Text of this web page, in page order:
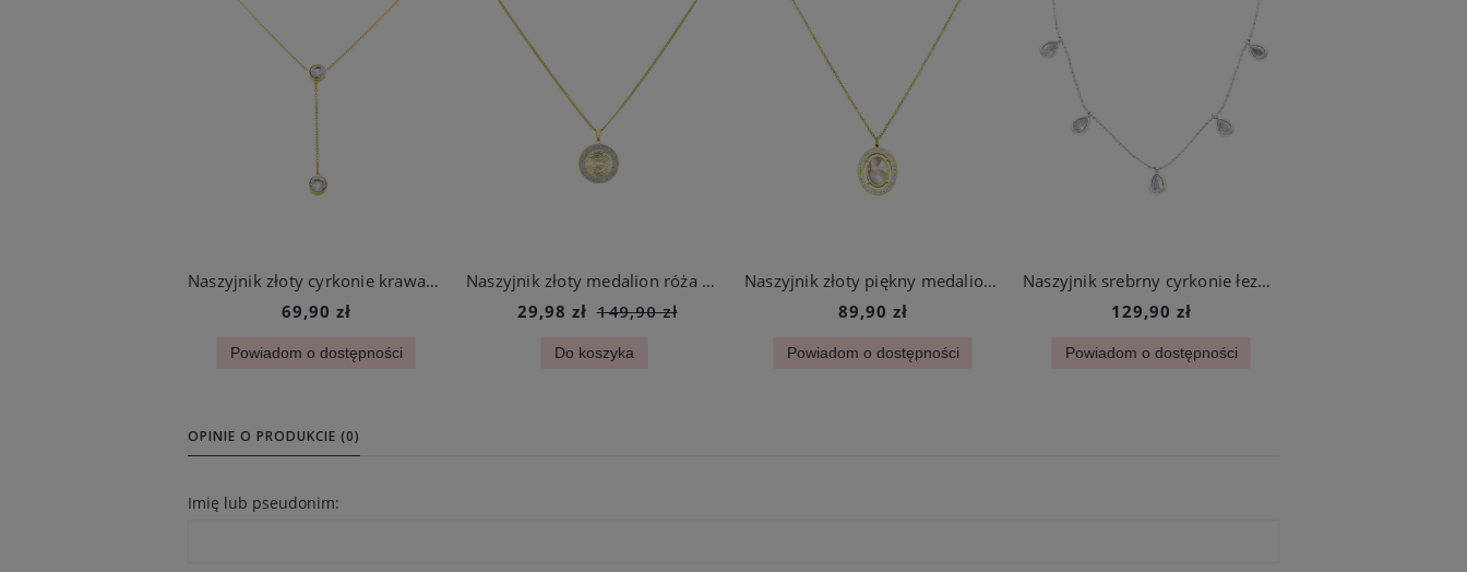
Naszyjnik złoty cyrkonie krawatka stal chirurgiczna
69,90 zł
Powiadom o dostępności
Naszyjnik złoty medalion róża cyrkonie stal chirurgiczna
29,98 zł 149,90 zł
Do koszyka
Naszyjnik złoty piękny medalion perłowy cyrkonie stal chirurgiczna
89,90 zł
Powiadom o dostępności
Naszyjnik srebrny cyrkonie łezki splot kulkowy stal chirurgiczna
129,90 zł
Powiadom o dostępności
OPINIE O PRODUKCIE (0)
Imię lub pseudonim: